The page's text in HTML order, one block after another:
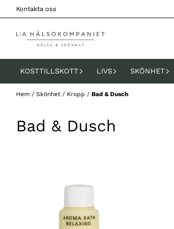
Hoppa till innehåll
Kontakta oss
KOSTTILLSKOTT LIVS SKÖNHET
Hem / Skönhet / Kropp / Bad & Dusch
Bad & Dusch